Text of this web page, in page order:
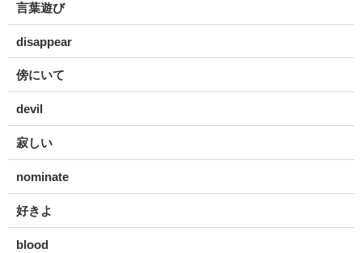
言葉遊び
disappear
傍にいて
devil
寂しい
nominate
好きよ
blood